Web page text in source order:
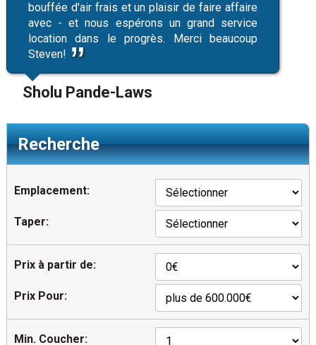
bouffée d'air frais et un plaisir de faire affaire
avec - et nous espérons un grand service
location dans le progrès. Merci beaucoup
Steven!
Sholu Pande-Laws
Recherche
Emplacement:
Taper:
Prix à partir de:
Prix Pour:
Min. Coucher: